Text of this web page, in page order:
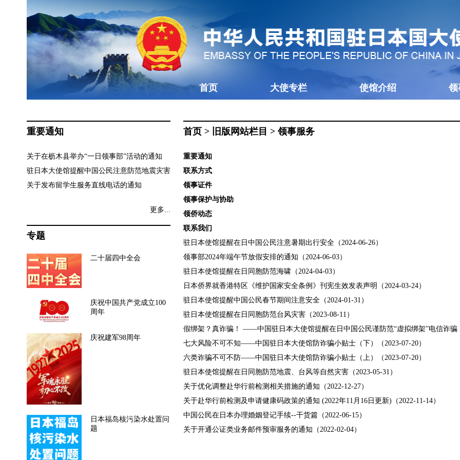
首页 大使专栏 使馆介绍 领
重要通知
关于在枥木县举办“一日领事部”活动的通知
驻日本大使馆提醒中国公民注意防范地震灾害
关于发布留学生服务直线电话的通知
更多...
专题
二十届四中全会
庆祝中国共产党成立100
周年
庆祝建军98周年
日本福岛核污染水处置问
题
首页 > 旧版网站栏目 >领事服务
重要通知
联系方式
领事证件
领事保护与协助
领侨动态
联系我们
驻日本使馆提醒在日中国公民注意暑期出行安全（2024-06-26）
领事部2024年端午节放假安排的通知（2024-06-03）
驻日本使馆提醒在日同胞防范海啸（2024-04-03）
日本侨界就香港特区《维护国家安全条例》刊宪生效发表声明（2024-03-24）
驻日本使馆提醒中国公民春节期间注意安全（2024-01-31）
驻日本使馆提醒在日同胞防范台风灾害（2023-08-11）
假绑架？真诈骗！ ——中国驻日本大使馆提醒在日中国公民谨防范“虚拟绑架”电信诈骗
七大风险不可不知——中国驻日本大使馆防诈骗小贴士（下）（2023-07-20）
六类诈骗不可不防——中国驻日本大使馆防诈骗小贴士（上）（2023-07-20）
驻日本使馆提醒在日同胞防范地震、台风等自然灾害（2023-05-31）
关于优化调整赴华行前检测相关措施的通知（2022-12-27）
关于赴华行前检测及申请健康码政策的通知​ (2022年11月16日更新)（2022-11-14）
中国公民在日本办理婚姻登记手续--干货篇（2022-06-15）
关于开通公证类业务邮件预审服务的通知（2022-02-04）